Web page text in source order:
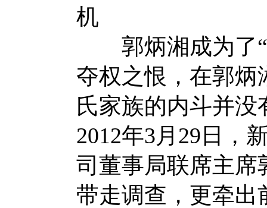
机
郭炳湘成为了“
夺权之恨，在郭炳
氏家族的内斗并
2012年3月29日，
司董事局联席主席
带走调查，更牵出